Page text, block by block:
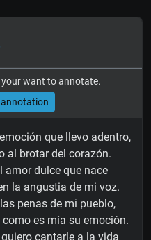
want to annotate.
que llevo adentro,
al brotar del corazón.
amor dulce que nace
la angustia de mi voz.
penas de mi pueblo,
es mía su emoción.
cantarle a la vida